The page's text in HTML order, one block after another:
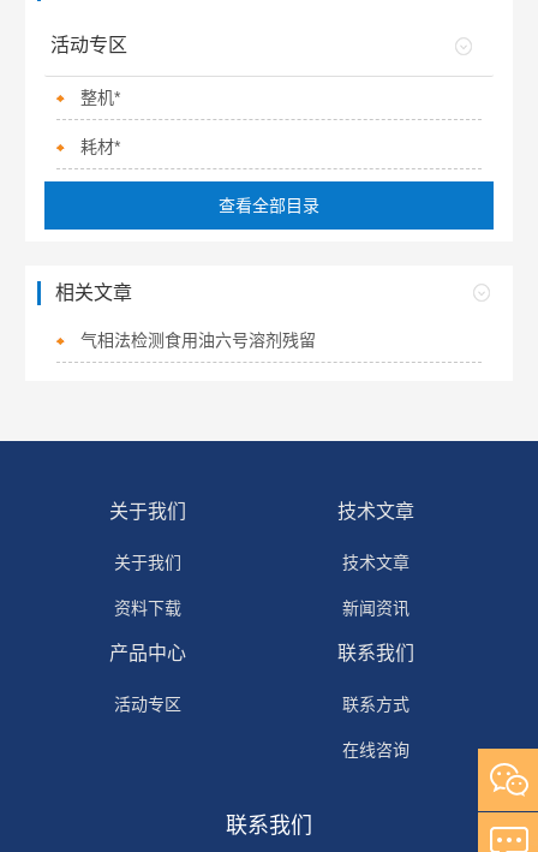
活动专区
整机*
耗材*
查看全部目录
相关文章
气相法检测食用油六号溶剂残留
关于我们
关于我们
资料下载
技术文章
技术文章
新闻资讯
产品中心
活动专区
联系我们
联系方式
在线咨询
联系我们